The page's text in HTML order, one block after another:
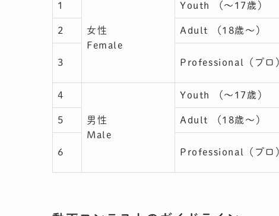
1
女性
Female
Youth （〜17歳）
2 Adult （18歳〜）
3 Professional（プロ
4
男性
Male
Youth （〜17歳）
5 Adult （18歳〜）
6 Professional（プロ